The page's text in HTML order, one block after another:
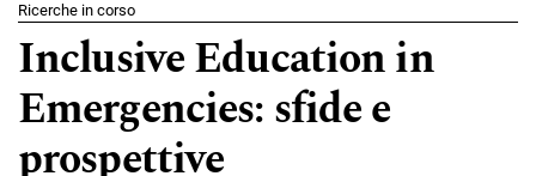
Ricerche in corso
Inclusive Education in
Emergencies: sfide e
prospettive